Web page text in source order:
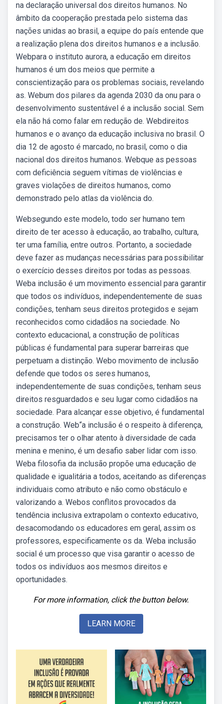
na declaração universal dos direitos humanos. No
âmbito da cooperação prestada pelo sistema das
nações unidas ao brasil, a equipe do país entende que
a realização plena dos direitos humanos e a inclusão.
Webpara o instituto aurora, a educação em direitos
humanos é um dos meios que permite a
conscientização para os problemas sociais, revelando
as. Webum dos pilares da agenda 2030 da onu para o
desenvolvimento sustentável é a inclusão social. Sem
ela não há como falar em redução de. Webdireitos
humanos e o avanço da educação inclusiva no brasil. O
dia 12 de agosto é marcado, no brasil, como o dia
nacional dos direitos humanos. Webque as pessoas
com deficiência seguem vítimas de violências e
graves violações de direitos humanos, como
demonstrado pelo atlas da violência do.
Websegundo este modelo, todo ser humano tem
direito de ter acesso à educação, ao trabalho, cultura,
ter uma família, entre outros. Portanto, a sociedade
deve fazer as mudanças necessárias para possibilitar
o exercício desses direitos por todas as pessoas.
Weba inclusão é um movimento essencial para garantir
que todos os indivíduos, independentemente de suas
condições, tenham seus direitos protegidos e sejam
reconhecidos como cidadãos na sociedade. No
contexto educacional, a construção de políticas
públicas é fundamental para superar barreiras que
perpetuam a distinção. Webo movimento de inclusão
defende que todos os seres humanos,
independentemente de suas condições, tenham seus
direitos resguardados e seu lugar como cidadãos na
sociedade. Para alcançar esse objetivo, é fundamental
a construção. Web“a inclusão é o respeito à diferença,
precisamos ter o olhar atento à diversidade de cada
menina e menino, é um desafio saber lidar com isso.
Weba filosofia da inclusão propõe uma educação de
qualidade e igualitária a todos, aceitando as diferenças
individuais como atributo e não como obstáculo e
valorizando a. Webos conflitos provocados da
tendência inclusiva extrapolam o contexto educativo,
desacomodando os educadores em geral, assim os
professores, especificamente os da. Weba inclusão
social é um processo que visa garantir o acesso de
todos os indivíduos aos mesmos direitos e
oportunidades.
For more information, click the button below.
LEARN MORE